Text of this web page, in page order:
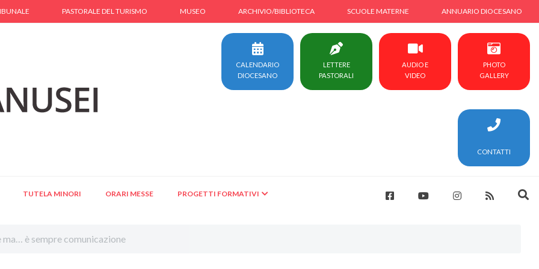
PASTORALE DEL TURISMO MUSEO ARCHIVIO/BIBLIOTECA SCUOLE MATERNE ANNUARIO DIOCESANO
CALENDARIO
DIOCESANO
LETTERE
PASTORALI
AUDIO E
VIDEO
PHOTO
GALLERY
CONTATTI
TUTELA MINORI ORARI MESSE PROGETTI FORMATIVI
è sempre comunicazione